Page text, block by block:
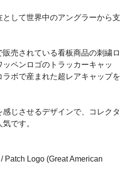
して世界中のアングラーから支
売されている看板商品の刺繍ロ
ペンロゴのトラッカーキャッ
ボで産まれた超レアキャップを
じさせるデザインで、コレクタ
です。
Patch Logo (Great American